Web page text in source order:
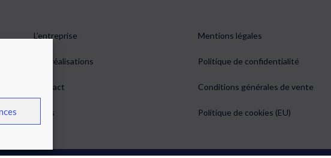
L’entreprise
Nos réalisations
Contact
Devis
Mentions légales
Politique de confidentialité
Conditions générales de vente
Politique de cookies (EU)